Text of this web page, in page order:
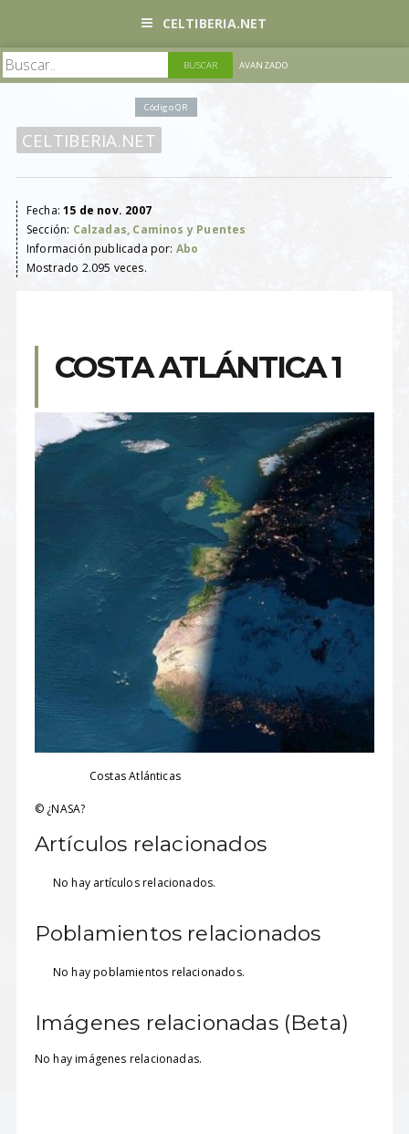
CELTIBERIA.NET
AVANZADO
Código QR
CELTIBERIA.NET
Fecha:15 de nov. 2007
Sección: Calzadas, Caminos y Puentes
Información publicada por: Abo
Mostrado 2.095 veces.
COSTA ATLÁNTICA 1
Costas Atlánticas
© ¿NASA?
Artículos relacionados
No hay artículos relacionados.
Poblamientos relacionados
No hay poblamientos relacionados.
Imágenes relacionadas (Beta)
No hay imágenes relacionadas.